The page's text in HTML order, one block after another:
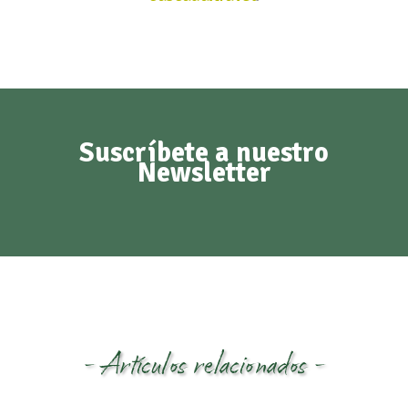
Suscríbete a nuestro
Newsletter
- Artículos relacionados -